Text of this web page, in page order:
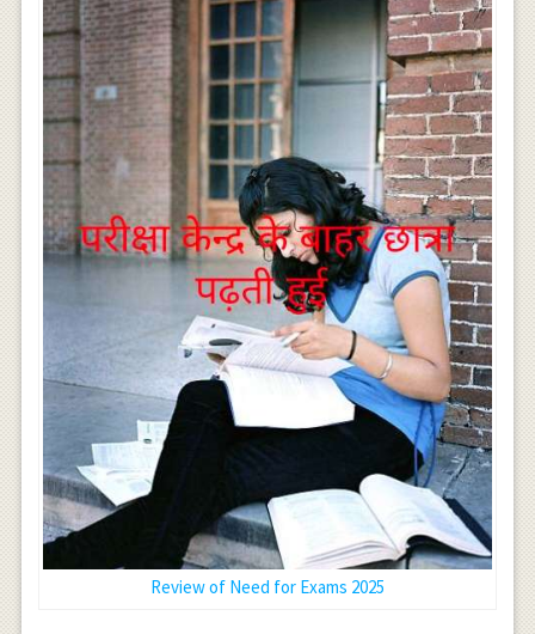
Review of Need for Exams 2025